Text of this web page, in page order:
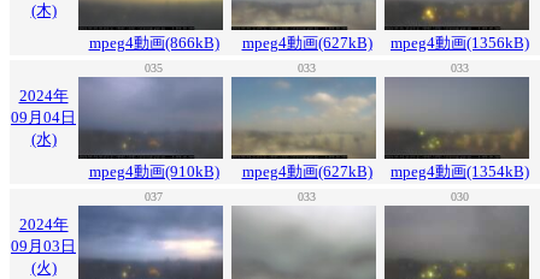
(木)
mpeg4動画(866kB)
mpeg4動画(627kB) mpeg4動画(1356kB)
035 033 033
2024年
09月04日
(水)
mpeg4動画(910kB)
mpeg4動画(627kB) mpeg4動画(1354kB)
037 033 030
2024年
09月03日
(火)